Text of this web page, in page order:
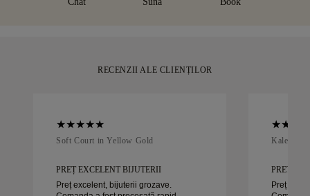
RECENZII ALE CLIENȚILOR
Soft Court in Yellow Gold
PREȚ EXCELENT BIJUTERII
Preț excelent, bijuterii grozave.
Kaleida
PREȚ
Preț